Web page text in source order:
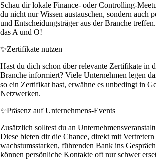
Schau dir lokale Finance- oder Controlling-
du nicht nur Wissen austauschen, sondern auch
und Entscheidungsträger aus der Branche
das A und O!
✨Zertifikate nutzen
Hast du dich schon über relevante Zertifikate in
Branche informiert? Viele Unternehmen legen
so ein Zertifikat hast, erwähne es unbedingt in
Netzwerken.
✨Präsenz auf Unternehmens-Events
Zusätzlich solltest du an
Diese bieten dir die Chance, direkt mit
wachstumsstarken, führenden Bank ins
können persönliche Kontakte oft nur schwer